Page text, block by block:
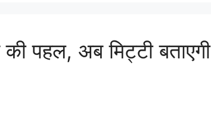
अब मिट्टी बताएगी